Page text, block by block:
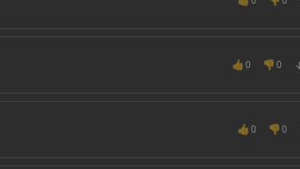
👍 0 👎 0
👍 0 👎 0